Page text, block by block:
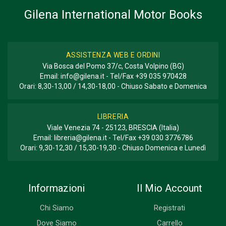
Gilena International Motor Books
ASSISTENZA WEB E ORDINI
Via Bosca del Pomo 37/c, Costa Volpino (BG)
Email: info@gilena.it- Tel/Fax +39 035 970428
Orari: 8,30-13,00 / 14,30-18,00 - Chiuso Sabato e Domenica
LIBRERIA
Viale Venezia 74 - 25123, BRESCIA (Italia)
Email: libreria@gilena.it- Tel/Fax +39 030 3776786
Orari: 9,30-12,30 / 15,30-19,30 - Chiuso Domenica e Lunedì
Informazioni
Chi Siamo
Dove Siamo
Il Mio Account
Registrati
Carrello